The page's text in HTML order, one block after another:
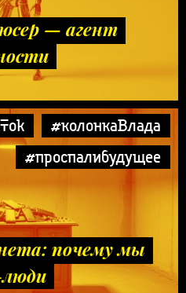
— агент
#колонкаВлада
#проспалибудущее
почему мы
люди